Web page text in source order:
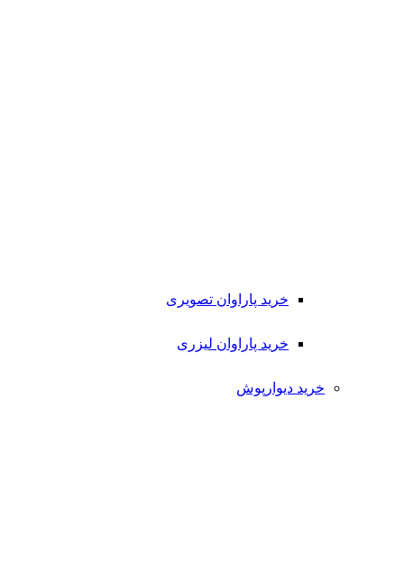
خرید پاراوان تصویری
خرید پاراوان لیزری
خرید دیوارپوش